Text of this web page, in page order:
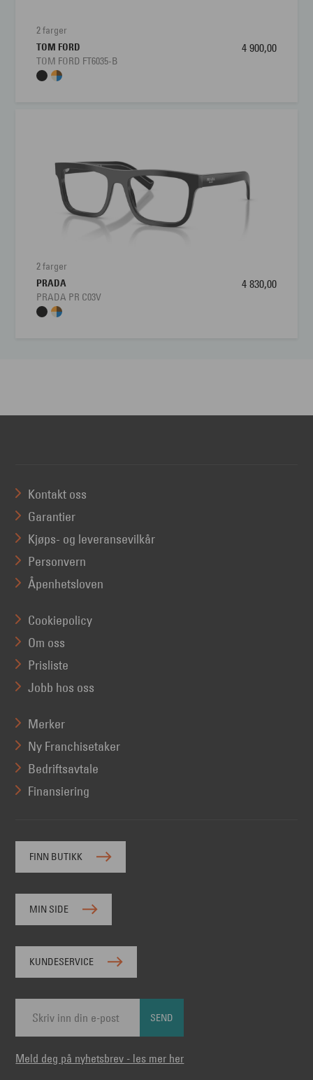
2 farger
TOM FORD
TOM FORD FT6035-B
4 900,00
2 farger
PRADA
PRADA PR C03V
4 830,00
Kontakt oss
Garantier
Kjøps- og leveransevilkår
Personvern
Åpenhetsloven
Cookiepolicy
Om oss
Prisliste
Jobb hos oss
Merker
Ny Franchisetaker
Bedriftsavtale
Finansiering
FINN BUTIKK
MIN SIDE
KUNDESERVICE
SEND
Meld deg på nyhetsbrev - les mer her